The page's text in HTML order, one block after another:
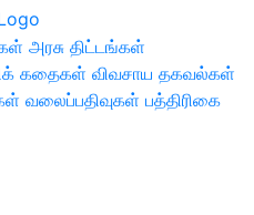
அரசு திட்டங்கள்
கதைகள் விவசாய தகவல்கள்
வலைப்பதிவுகள் பத்திரிகை